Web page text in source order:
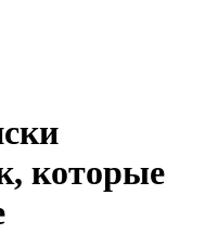
которые